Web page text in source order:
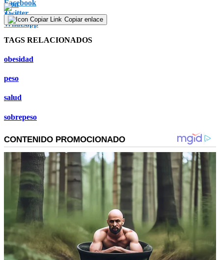
Copiar enlace
TAGS RELACIONADOS
obesidad
peso
salud
sobrepeso